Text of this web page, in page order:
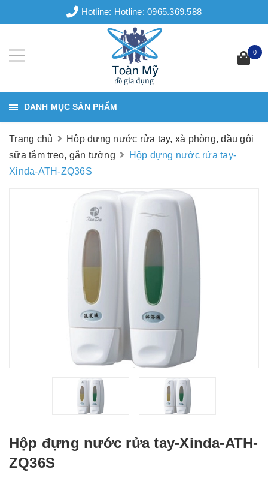
Hotline: Hotline: 0965.369.588
0
DANH MỤC SẢN PHẨM
Trang chủ
Hộp đựng nước rửa tay, xà phòng, dầu gội
sữa tắm treo, gắn tường
Hộp đựng nước rửa tay-
Xinda-ATH-ZQ36S
Hộp đựng nước rửa tay-Xinda-ATH-
ZQ36S